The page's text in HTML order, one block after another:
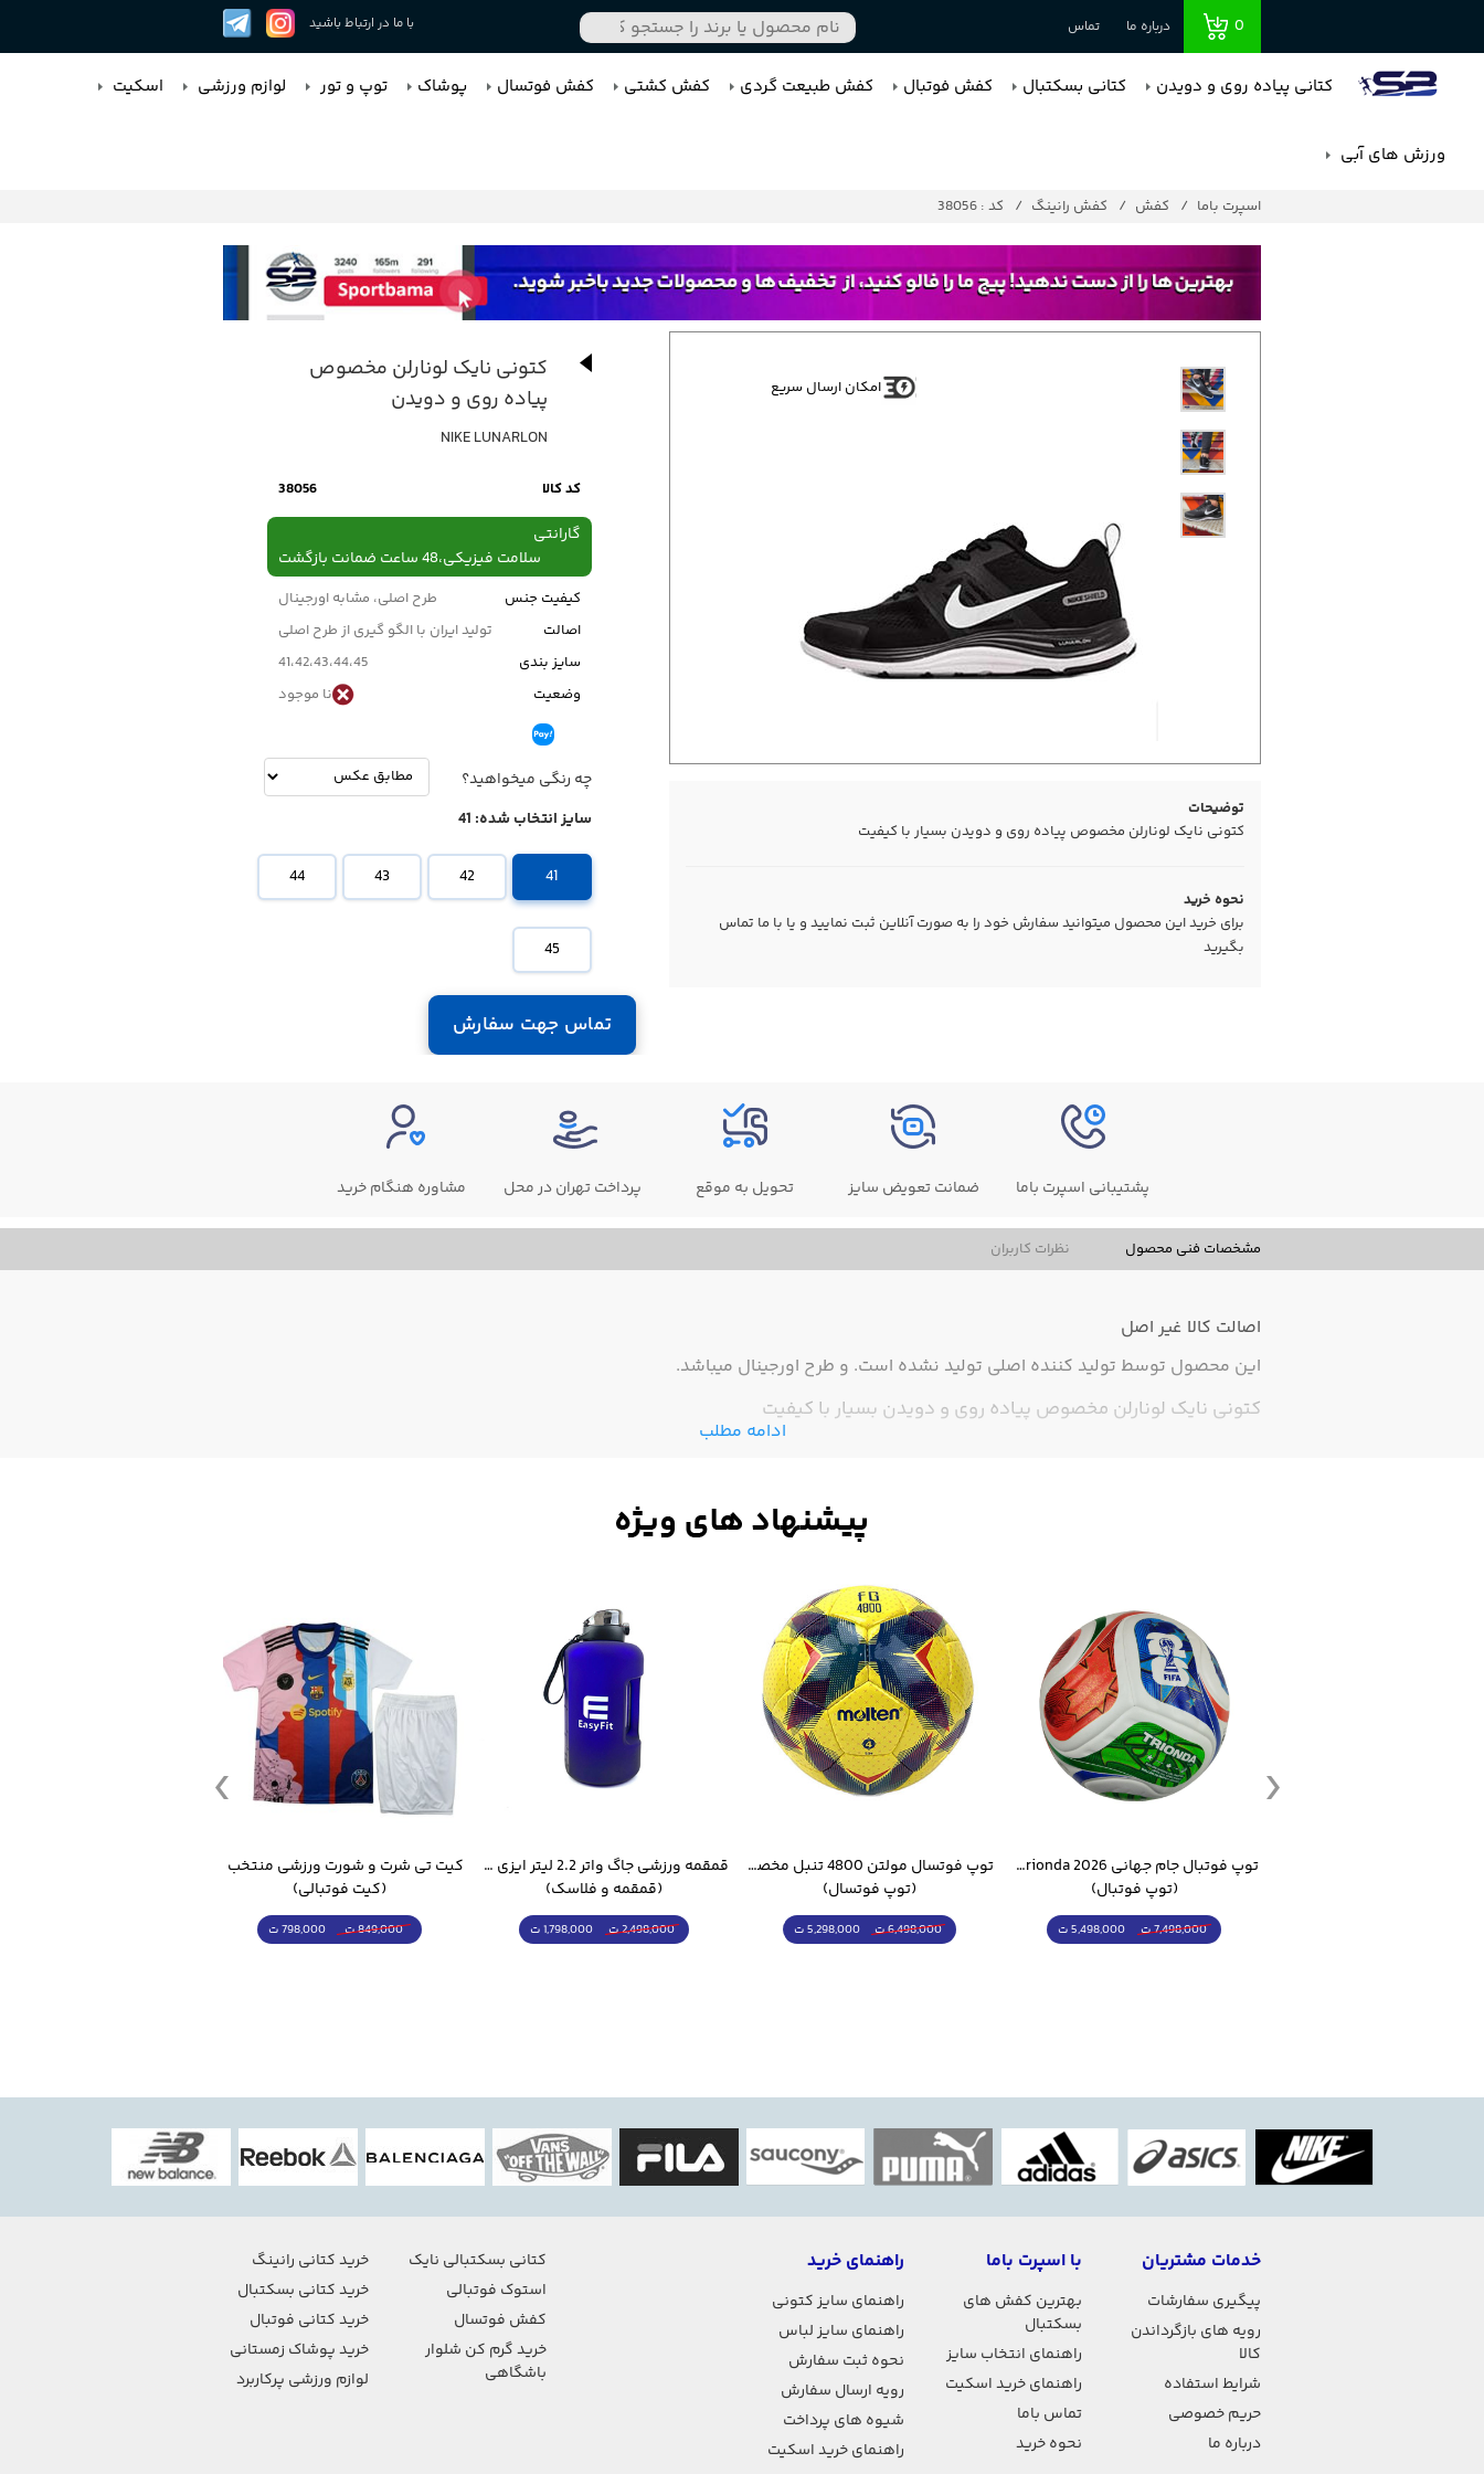
0 درباره ما تماس با ما در ارتباط باشید
کتانی پیاده روی و دویدن کتانی بسکتبال کفش فوتبال کفش طبیعت گردی کفش کشتی کفش فوتسال پوشاک توپ و تور لوازم ورزشی اسکیت
ورزش های آبی
اسپرت باما کفش کفش رانینگ کد : 38056
امکان ارسال سریع
توضیحات
کتونی نایک لونارلن مخصوص پیاده روی و دویدن بسیار با کیفیت
نحوه خرید
برای خرید این محصول میتوانید سفارش خود را به صورت آنلاین ثبت نمایید و یا با ما تماس
بگیرید
کتونی نایک لونارلن مخصوص
پیاده روی و دویدن
NIKE LUNARLON
کد کالا 38056
گارانتی
سلامت فیزیکی،48 ساعت ضمانت بازگشت
کیفیت جنس
طرح اصلی، مشابه اورجینال
اصالت
تولید ایران با الگو گیری از طرح اصلی
سایز بندی
41،42،43،44،45
وضعیت
نا موجود
چه رنگی میخواهید؟
سایز انتخاب شده: 41
41
42
43
44
45
تماس جهت سفارش
پشتیبانی اسپرت باما ضمانت تعویض سایز تحویل به موقع پرداخت تهران در محل مشاوره هنگام خرید
مشخصات فنی محصول نظرات کاربران
اصالت کالا غیر اصل
این محصول توسط تولید کننده اصلی تولید نشده است. و طرح اورجینال میباشد.
کتونی نایک لونارلن مخصوص پیاده روی و دویدن بسیار با کیفیت
ادامه مطلب
توپ فوتبال جام جهانی 2026 Trionda مشابه اورجینال
(توپ فوتبال)
7,498,000 ت 5,498,000 ت
توپ فوتسال مولتن 4800 تنبل مخصوص سالن
(توپ فوتسال)
6,498,000 ت 5,298,000 ت
قمقمه ورزشی جاگ واتر 2.2 لیتر ایزی فیت
(قمقمه و فلاسک)
2,498,000 ت 1,798,000 ت
(کیت فوتبالی)
849,000 ت 798,000 ت
خدمات مشتریان
پیگیری سفارشات
رویه های بازگرداندن
کالا
شرایط استفاده
حریم خصوصی
درباره ما
با اسپرت باما
بهترین کفش های
بسکتبال
راهنمای انتخاب سایز
راهنمای خرید اسکیت
تماس باما
نحوه خرید
راهنمای خرید
راهنمای سایز کتونی
راهنمای سایز لباس
نحوه ثبت سفارش
رویه ارسال سفارش
شیوه های پرداخت
راهنمای خرید اسکیت
کتانی بسکتبالی نایک
استوک فوتبالی
کفش فوتسال
خرید گرم کن شلوار
باشگاهی
خرید کتانی رانینگ
خرید کتانی بسکتبال
خرید کتانی فوتبال
خرید پوشاک زمستانی
لوازم ورزشی پرکاربرد